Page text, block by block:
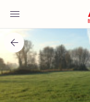
Accueil
Nos